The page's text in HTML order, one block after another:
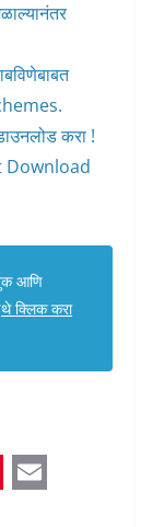
करा !
Download
आणि
क्लिक करा